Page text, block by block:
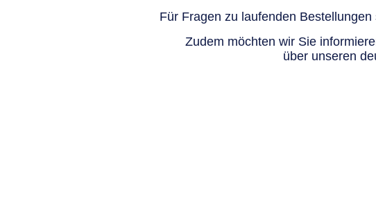
Für Fragen zu laufenden
Zudem möchten wir Sie
über unseren